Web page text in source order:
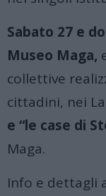
Sabato 27 e
Museo Maga,
collettive
cittadini, nei
e “le case di
Maga.
Info e dettagli